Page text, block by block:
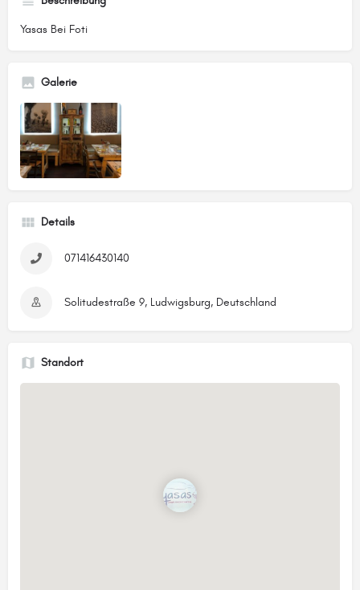
Yasas Bei Foti
Galerie
Details
071416430140
Solitudestraße 9, Ludwigsburg, Deutschland
Standort